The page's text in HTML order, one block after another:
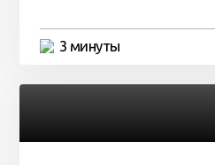
3 минуты